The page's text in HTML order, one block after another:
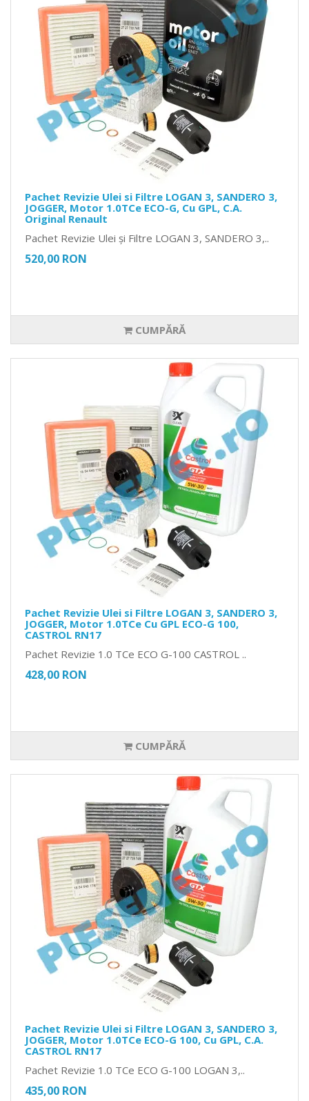
Pachet Revizie Ulei si Filtre LOGAN 3, SANDERO 3,
JOGGER, Motor 1.0TCe ECO-G, Cu GPL, C.A.
Original Renault
Pachet Revizie Ulei și Filtre LOGAN 3, SANDERO 3,..
520,00 RON
CUMPĂRĂ
Pachet Revizie Ulei si Filtre LOGAN 3, SANDERO 3,
JOGGER, Motor 1.0TCe Cu GPL ECO-G 100,
CASTROL RN17
Pachet Revizie 1.0 TCe ECO G-100 CASTROL ..
428,00 RON
CUMPĂRĂ
Pachet Revizie Ulei si Filtre LOGAN 3, SANDERO 3,
JOGGER, Motor 1.0TCe ECO-G 100, Cu GPL, C.A.
CASTROL RN17
Pachet Revizie 1.0 TCe ECO G-100 LOGAN 3,..
435,00 RON